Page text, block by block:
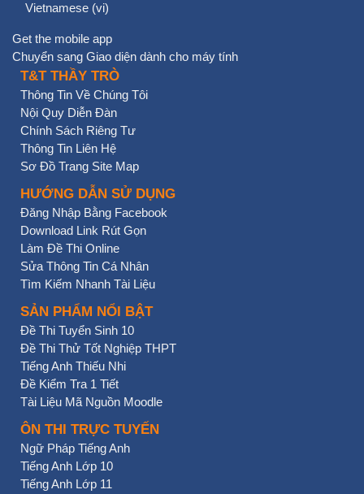
Vietnamese ‎(vi)‎
Get the mobile app
Chuyển sang Giao diện dành cho máy tính
T&T THẦY TRÒ
Thông Tin Về Chúng Tôi
Nội Quy Diễn Đàn
Chính Sách Riêng Tư
Thông Tin Liên Hệ
Sơ Đồ Trang Site Map
HƯỚNG DẪN SỬ DỤNG
Đăng Nhập Bằng Facebook
Download Link Rút Gọn
Làm Đề Thi Online
Sửa Thông Tin Cá Nhân
Tìm Kiếm Nhanh Tài Liệu
SẢN PHẨM NỔI BẬT
Đề Thi Tuyển Sinh 10
Đề Thi Thử Tốt Nghiệp THPT
Tiếng Anh Thiếu Nhi
Đề Kiểm Tra 1 Tiết
Tài Liệu Mã Nguồn Moodle
ÔN THI TRỰC TUYẾN
Ngữ Pháp Tiếng Anh
Tiếng Anh Lớp 10
Tiếng Anh Lớp 11